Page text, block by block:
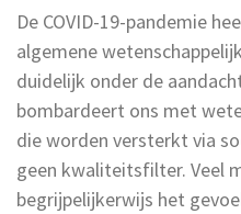
De COVID-19-pandemie
algemene
duidelijk onder de
bombardeert ons met
die worden versterkt via
geen kwaliteitsfilter. Veel
begrijpelijkerwijs het